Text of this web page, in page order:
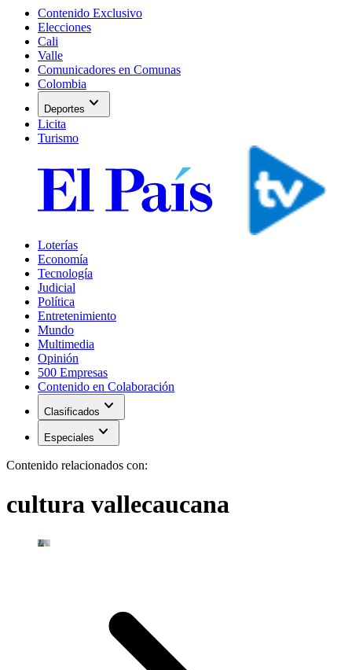
Contenido Exclusivo
Elecciones
Cali
Valle
Comunicadores en Comunas
Colombia
Deportes expand_more
Licita
Turismo
Loterías
Economía
Tecnología
Judicial
Política
Entretenimiento
Mundo
Multimedia
Opinión
500 Empresas
Contenido en Colaboración
Clasificados expand_more
Especiales expand_more
Contenido relacionados con:
cultura vallecaucana